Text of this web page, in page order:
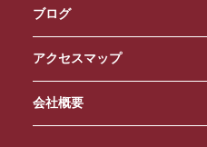
ブログ
アクセスマップ
会社概要